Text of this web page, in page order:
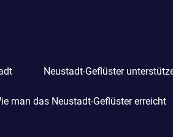
Neustadt-Geflüster
man das Neustadt-Geflüster erreicht